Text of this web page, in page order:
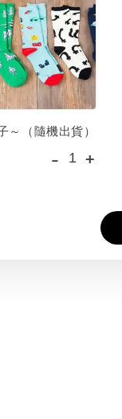
～（隨機出貨）
- +